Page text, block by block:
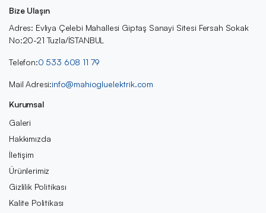
Bize Ulaşın
Adres: Evliya Çelebi Mahallesi Giptaş Sanayi Sitesi Fersah Sokak
No:20-21 Tuzla/İSTANBUL
Telefon:0 533 608 11 79
Mail Adresi:info@mahiogluelektrik.com
Kurumsal
Galeri
Hakkımızda
İletişim
Ürünlerimiz
Gizlilik Politikası
Kalite Politikası